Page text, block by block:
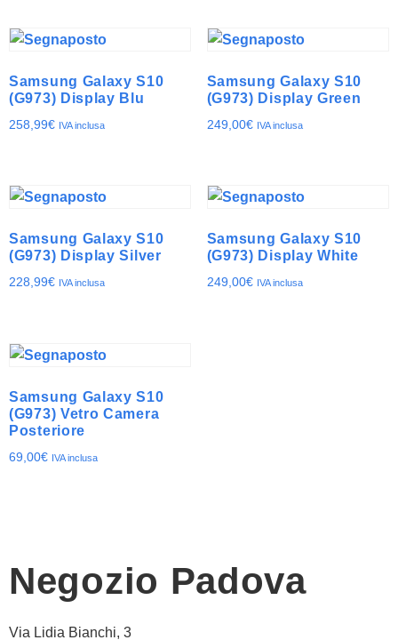
Samsung Galaxy S10
(G973) Display Blu
258,99€ IVA inclusa
Samsung Galaxy S10
(G973) Display Green
249,00€ IVA inclusa
Samsung Galaxy S10
(G973) Display Silver
228,99€ IVA inclusa
Samsung Galaxy S10
(G973) Display White
249,00€ IVA inclusa
Samsung Galaxy S10
(G973) Vetro Camera
Posteriore
69,00€ IVA inclusa
Negozio Padova
Via Lidia Bianchi, 3